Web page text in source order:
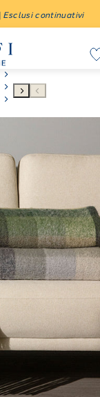
Esclusi continuativi